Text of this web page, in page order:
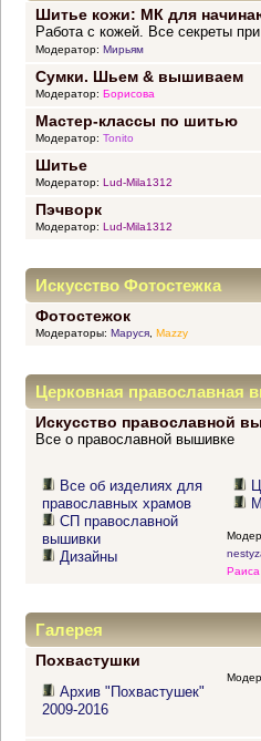
Шитье кожи: МК для
Работа с кожей. Все секреты
Модератор: Мирьям
Сумки. Шьем & вышиваем
Модератор: Борисова
Мастер-классы по шитью
Модератор: Tonito
Шитье
Модератор: Lud-Mila1312
Пэчворк
Модератор: Lud-Mila1312
Искусство Фотостежка
Фотостежок
Модераторы: Маруся, Mazzy
Церковная православная
Искусство православной
Все о православной вышивке
Все об изделиях для
православных храмов
СП православной
вышивки
Дизайны
Галерея
Похвастушки
Архив "Похвастушек"
2009-2016